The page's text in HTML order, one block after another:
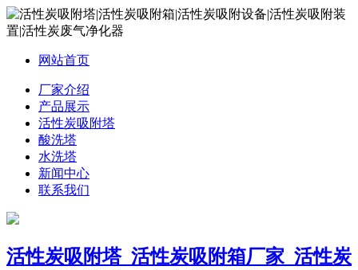
网站首页
厂家介绍
产品展示
活性炭吸附塔
酸洗塔
水洗塔
新闻中心
联系我们
活性炭吸附塔_活性炭吸附箱厂家_活性炭